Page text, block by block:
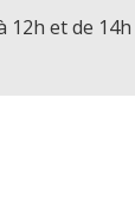
12h et de